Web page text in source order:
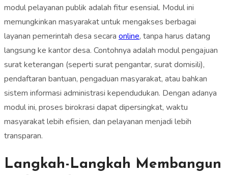
modul pelayanan publik adalah fitur esensial. Modul ini
memungkinkan masyarakat untuk mengakses berbagai
layanan pemerintah desa secara online, tanpa harus datang
langsung ke kantor desa. Contohnya adalah modul pengajuan
surat keterangan (seperti surat pengantar, surat domisili),
pendaftaran bantuan, pengaduan masyarakat, atau bahkan
sistem informasi administrasi kependudukan. Dengan adanya
modul ini, proses birokrasi dapat dipersingkat, waktu
masyarakat lebih efisien, dan pelayanan menjadi lebih
transparan.
Langkah-Langkah Membangun